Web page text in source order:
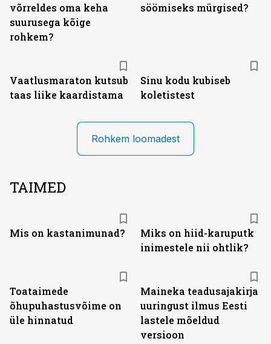
võrreldes oma keha
suurusega kõige
rohkem?
söömiseks mürgised?
Vaatlusmaraton kutsub
taas liike kaardistama
Sinu kodu kubiseb
koletistest
Rohkem loomadest
TAIMED
Mis on kastanimunad?
Miks on hiid-karuputk
inimestele nii ohtlik?
Toataimede
õhupuhastusvõime on
üle hinnatud
Maineka teadusajakirja
uuringust ilmus Eesti
lastele mõeldud
versioon